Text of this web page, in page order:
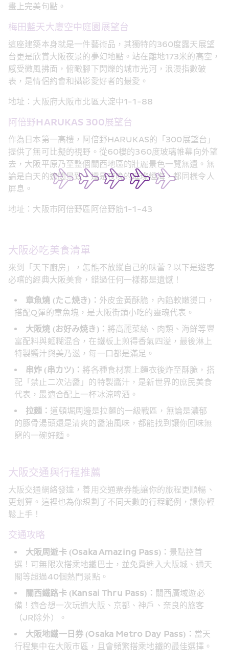
畫上完美句點。
梅田藍天大廈空中庭園展望台
這座建築本身就是一件藝術品，其獨特的360度露天展望
台更是欣賞大阪夜景的夢幻地點。站在離地173米的高空，
感受微風拂面，俯瞰腳下閃爍的城市光河，浪漫指數破
表，是情侶約會和攝影愛好者的最愛。
地址：大阪府大阪市北區大淀中1-1-88
阿倍野HARUKAS 300展望台
作為日本第一高樓，阿倍野HARUKAS的「300展望台」
提供了無可比擬的視野。從60樓的360度玻璃帷幕向外望
去，大阪平原乃至整個關西地區的壯麗景色一覽無遺。無
論是白天的遼闊景致，還是夜晚的璀璨燈海，都同樣令人
屏息。
地址：大阪市阿倍野區阿倍野筋1-1-43
大阪必吃美食清單
來到「天下廚房」，怎能不放縱自己的味蕾？以下是遊客
必嚐的經典大阪美食，錯過任何一樣都是遺憾！
章魚燒 (たこ焼き)： 外皮金黃酥脆，內餡軟嫩燙口，
搭配Q彈的章魚塊，是大阪街頭小吃的靈魂代表。
大阪燒 (お好み焼き)： 將高麗菜絲、肉類、海鮮等豐
富配料與麵糊混合，在鐵板上煎得香氣四溢，最後淋上
特製醬汁與美乃滋，每一口都是滿足。
串炸 (串カツ)： 將各種食材裹上麵衣後炸至酥脆，搭
配「禁止二次沾醬」的特製醬汁，是新世界的庶民美食
代表，最適合配上一杯冰涼啤酒。
拉麵： 道頓堀周邊是拉麵的一級戰區，無論是濃郁
的豚骨湯頭還是清爽的醬油風味，都能找到讓你回味無
窮的一碗好麵。
大阪交通與行程推薦
大阪交通網絡發達，善用交通票券能讓你的旅程更順暢、
更划算。這裡也為你規劃了不同天數的行程範例，讓你輕
鬆上手！
交通攻略
大阪周遊卡 (Osaka Amazing Pass)： 景點控首
選！可無限次搭乘地鐵巴士，並免費進入大阪城、通天
閣等超過40個熱門景點。
關西鐵路卡 (Kansai Thru Pass)： 關西廣域遊必
備！適合想一次玩遍大阪、京都、神戶、奈良的旅客
（JR除外）。
大阪地鐵一日券 (Osaka Metro Day Pass)： 當天
行程集中在大阪市區，且會頻繁搭乘地鐵的最佳選擇。